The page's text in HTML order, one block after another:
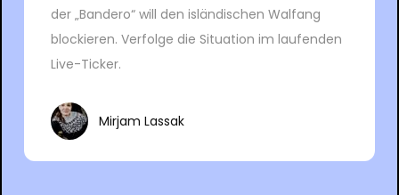
der „Bandero“ will den isländischen Walfang
blockieren. Verfolge die Situation im laufenden
Live-Ticker.
Mirjam Lassak